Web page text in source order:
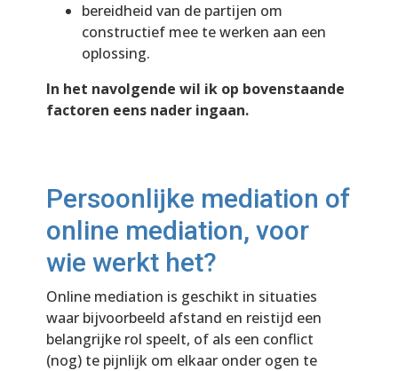
bereidheid van de partijen om
constructief mee te werken aan een
oplossing.
In het navolgende wil ik op bovenstaande
factoren eens nader ingaan.
Persoonlijke mediation of
online mediation, voor
wie werkt het?
Online mediation is geschikt in situaties
waar bijvoorbeeld afstand en reistijd een
belangrijke rol speelt, of als een conflict
(nog) te pijnlijk om elkaar onder ogen te